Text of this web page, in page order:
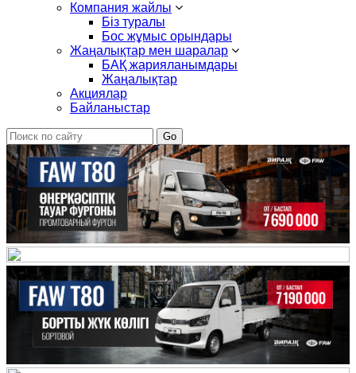
Компания жайлы
Біз туралы
Бос жұмыс орындары
Жаңалықтар мен шаралар
БАҚ жарияланымдары
Жаңалықтар
Акциялар
Байланыстар